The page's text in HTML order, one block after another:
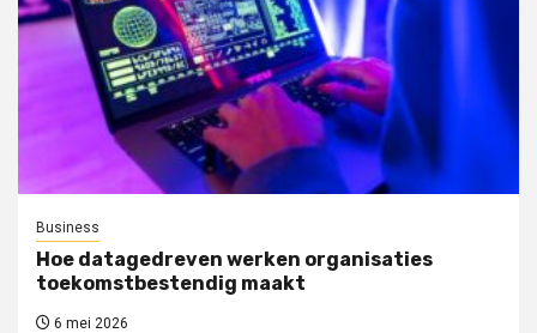
Business
Hoe datagedreven werken organisaties
toekomstbestendig maakt
6 mei 2026